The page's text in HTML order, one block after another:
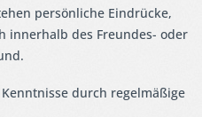
persönliche Eindrücke,
innerhalb des Freundes- oder
durch regelmäßige